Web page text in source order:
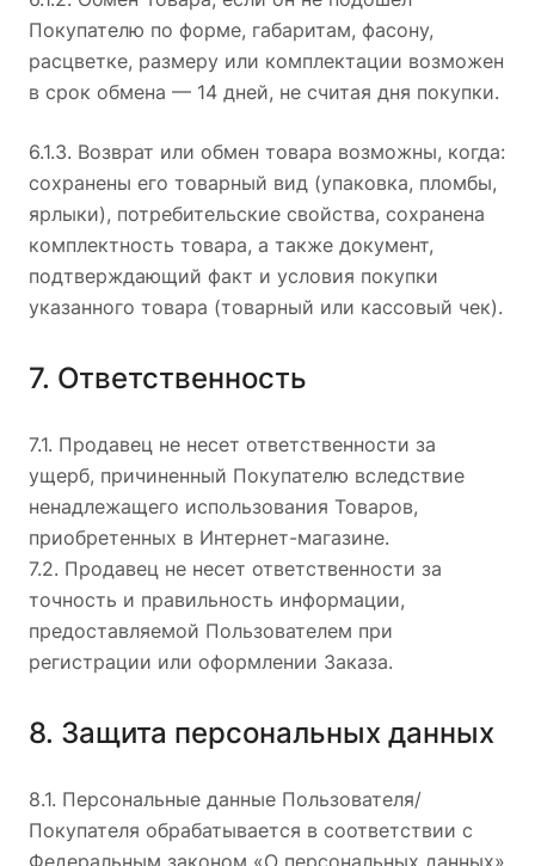
Покупателю по форме, габаритам, фасону,
расцветке, размеру или комплектации возможен
в срок обмена — 14 дней, не считая дня покупки.
6.1.3. Возврат или обмен товара возможны, когда:
сохранены его товарный вид (упаковка, пломбы,
ярлыки), потребительские свойства, сохранена
комплектность товара, а также документ,
подтверждающий факт и условия покупки
указанного товара (товарный или кассовый чек).
7. Ответственность
7.1. Продавец не несет ответственности за
ущерб, причиненный Покупателю вследствие
ненадлежащего использования Товаров,
приобретенных в Интернет-магазине.
7.2. Продавец не несет ответственности за
точность и правильность информации,
предоставляемой Пользователем при
регистрации или оформлении Заказа.
8. Защита персональных данных
8.1. Персональные данные Пользователя/
Покупателя обрабатывается в соответствии с
Федеральным законом «О персональных данных»